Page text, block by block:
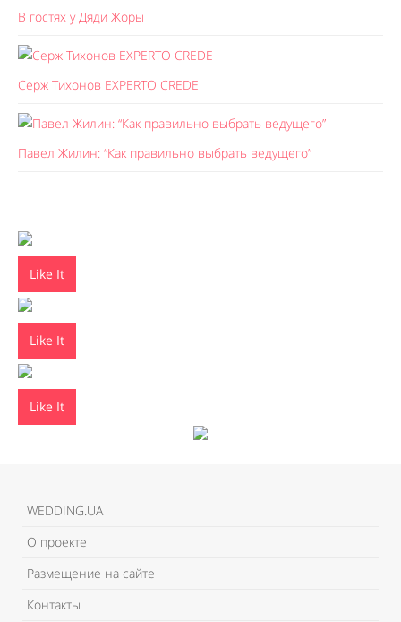
В гостях у Дяди Жоры
Серж Тихонов EXPERTO CREDE
Павел Жилин: “Как правильно выбрать ведущего”
Like It
Like It
Like It
WEDDING.UA
О проекте
Размещение на сайте
Контакты